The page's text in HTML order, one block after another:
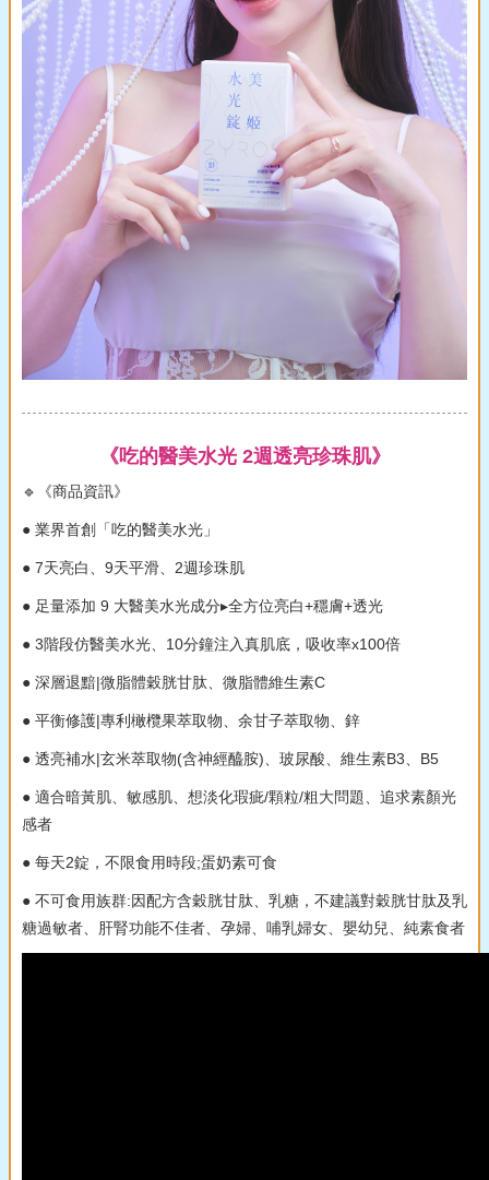
《吃的醫美水光 2週透亮珍珠肌》
🔹《商品資訊》
● 業界首創「吃的醫美水光」
● 7天亮白、9天平滑、2週珍珠肌
● 足量添加 9 大醫美水光成分▸全方位亮白+穩膚+透光
● 3階段仿醫美水光、10分鐘注入真肌底，吸收率x100倍
● 深層退黯|微脂體穀胱甘肽、微脂體維生素C
● 平衡修護|專利橄欖果萃取物、余甘子萃取物、鋅
● 透亮補水|玄米萃取物(含神經醯胺)、玻尿酸、維生素B3、B5
● 適合暗黃肌、敏感肌、想淡化瑕疵/顆粒/粗大問題、追求素顏光
感者
● 每天2錠，不限食用時段;蛋奶素可食
● 不可食用族群:因配方含穀胱甘肽、乳糖，不建議對穀胱甘肽及乳
糖過敏者、肝腎功能不佳者、孕婦、哺乳婦女、嬰幼兒、純素食者